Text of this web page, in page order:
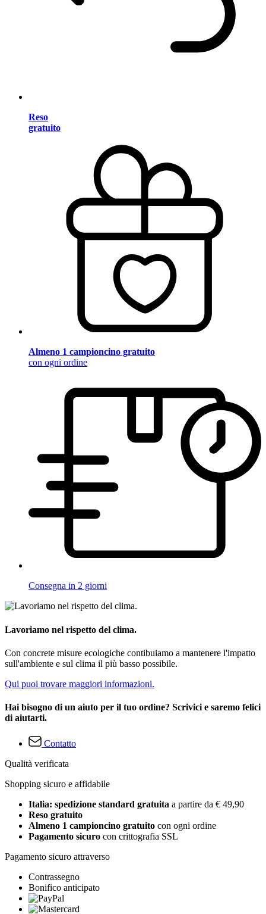
Reso
gratuito
Almeno 1 campioncino gratuito
con ogni ordine
Consegna in 2 giorni
Lavoriamo nel rispetto del clima.
Con concrete misure ecologiche contibuiamo a mantenere l'impatto
sull'ambiente e sul clima il più basso possibile.
Qui puoi trovare maggiori informazioni.
Hai bisogno di un aiuto per il tuo ordine? Scrivici e saremo felici
di aiutarti.
Contatto
Qualità verificata
Shopping sicuro e affidabile
Italia: spedizione standard gratuita a partire da € 49,90
Reso gratuito
Almeno 1 campioncino gratuito con ogni ordine
Pagamento sicuro con crittografia SSL
Pagamento sicuro attraverso
Contrassegno
Bonifico anticipato